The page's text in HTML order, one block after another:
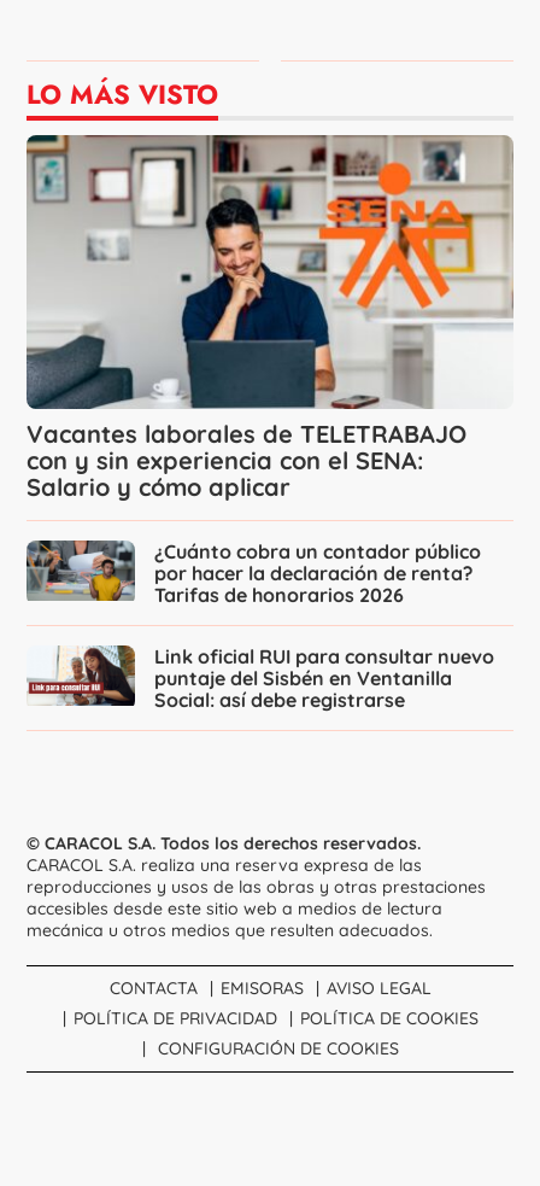
LO MÁS VISTO
Vacantes laborales de TELETRABAJO
con y sin experiencia con el SENA:
Salario y cómo aplicar
¿Cuánto cobra un contador público
por hacer la declaración de renta?
Tarifas de honorarios 2026
Link oficial RUI para consultar nuevo
puntaje del Sisbén en Ventanilla
Social: así debe registrarse
© CARACOL S.A. Todos los derechos reservados.
CARACOL S.A. realiza una reserva expresa de las
reproducciones y usos de las obras y otras prestaciones
accesibles desde este sitio web a medios de lectura
mecánica u otros medios que resulten adecuados.
CONTACTA EMISORAS
AVISO LEGAL
POLÍTICA DE PRIVACIDAD
POLÍTICA DE COOKIES
CONFIGURACIÓN DE COOKIES